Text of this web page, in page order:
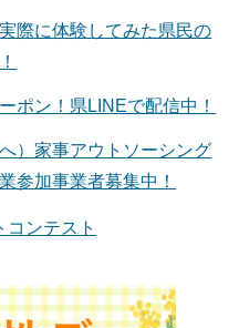
際に体験してみた県民の
ポン！県LINEで配信中！
へ）家事アウトソーシング
参加事業者募集中！
ンテスト